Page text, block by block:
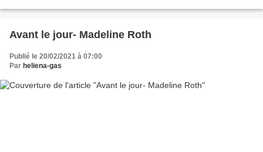
Avant le jour- Madeline Roth
Publié le 20/02/2021 à 07:00
Par heliena-gas